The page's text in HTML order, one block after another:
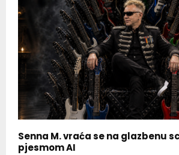
Senna M. vraća se na glazbenu
pjesmom AI